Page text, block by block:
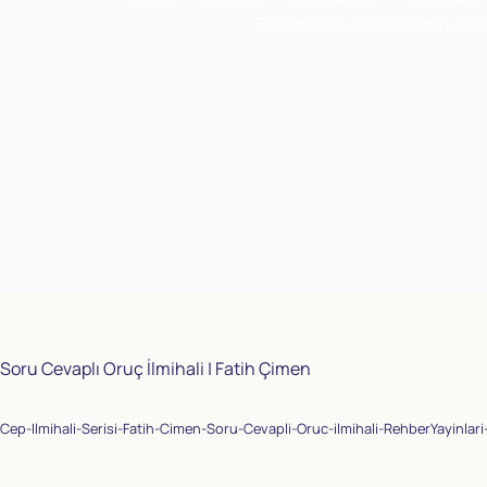
Soru Cevaplı Oruç İlmihali | Fatih Çimen
Cep-Ilmihali-Serisi-Fatih-Cimen-Soru-Cevapli-Oruc-ilmihali-